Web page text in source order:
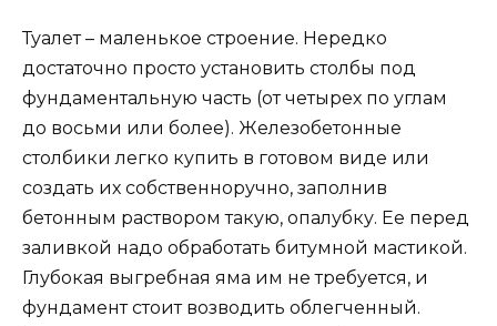
Туалет – маленькое строение. Нередко
достаточно просто установить столбы под
фундаментальную часть (от четырех по углам
до восьми или более). Железобетонные
столбики легко купить в готовом виде или
создать их собственноручно, заполнив
бетонным раствором такую, опалубку. Ее перед
заливкой надо обработать битумной мастикой.
Глубокая выгребная яма им не требуется, и
фундамент стоит возводить облегченный.